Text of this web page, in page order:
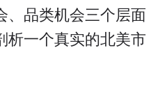
、品类机会三个层面
析一个真实的北美市